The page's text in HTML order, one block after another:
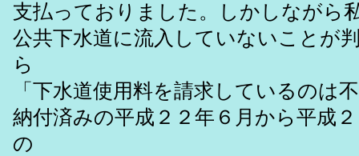
支払っておりました。しかしながら
公共下水道に流入していないことが
ら
「下水道使用料を請求しているのは
納付済みの平成２２年６月から平成
の